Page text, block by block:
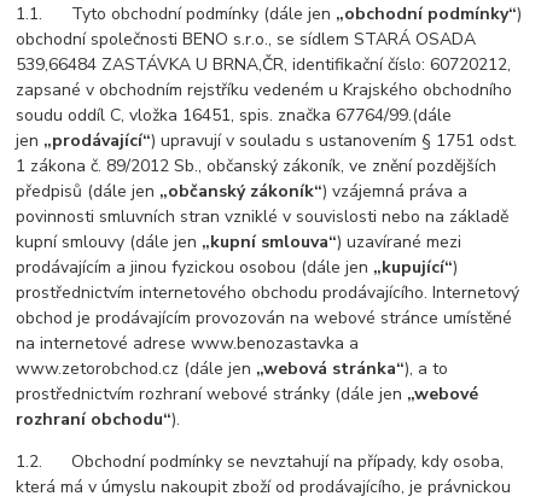
1.1. Tyto obchodní podmínky (dále jen „obchodní podmínky“)
obchodní společnosti BENO s.r.o., se sídlem STARÁ OSADA
539,66484 ZASTÁVKA U BRNA,ČR, identifikační číslo: 60720212,
zapsané v obchodním rejstříku vedeném u Krajského obchodního
soudu oddíl C, vložka 16451, spis. značka 67764/99.(dále
jen „prodávající“) upravují v souladu s ustanovením § 1751 odst.
1 zákona č. 89/2012 Sb., občanský zákoník, ve znění pozdějších
předpisů (dále jen „občanský zákoník“) vzájemná práva a
povinnosti smluvních stran vzniklé v souvislosti nebo na základě
kupní smlouvy (dále jen „kupní smlouva“) uzavírané mezi
prodávajícím a jinou fyzickou osobou (dále jen „kupující“)
prostřednictvím internetového obchodu prodávajícího. Internetový
obchod je prodávajícím provozován na webové stránce umístěné
na internetové adrese www.benozastavka a
www.zetorobchod.cz (dále jen „webová stránka“), a to
prostřednictvím rozhraní webové stránky (dále jen „webové
rozhraní obchodu“).
1.2. Obchodní podmínky se nevztahují na případy, kdy osoba,
která má v úmyslu nakoupit zboží od prodávajícího, je právnickou